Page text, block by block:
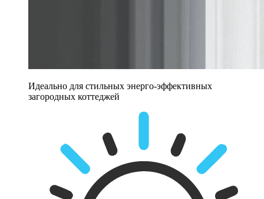
Идеально для стильных энерго-эффективных
загородных коттеджей